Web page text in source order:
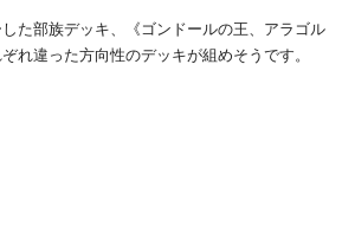
た部族デッキ、《ゴンドールの王、アラゴル
れ違った方向性のデッキが組めそうです。